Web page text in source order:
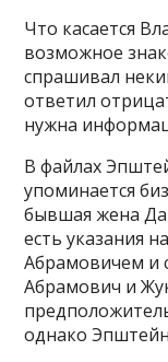
Что касается
возможное
спрашивал
ответил
нужна
В файлах
упоминается
бывшая жена
есть указания
Абрамовичем и
Абрамович и
однако